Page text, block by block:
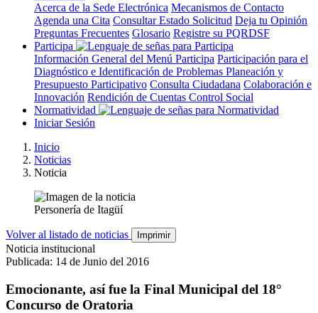
Acerca de la Sede Electrónica Mecanismos de Contacto
Agenda una Cita Consultar Estado Solicitud Deja tu Opinión
Preguntas Frecuentes Glosario Registre su PQRDSF
Participa
Información General del Menú Participa Participación para el
Diagnóstico e Identificación de Problemas Planeación y
Presupuesto Participativo Consulta Ciudadana Colaboración e
Innovación Rendición de Cuentas Control Social
Normatividad
Iniciar Sesión
Inicio
Noticias
Noticia
Personería de Itagüí
Volver al listado de noticias Imprimir
Noticia institucional
Publicada: 14 de Junio del 2016
Emocionante, así fue la Final Municipal del 18°
Concurso de Oratoria